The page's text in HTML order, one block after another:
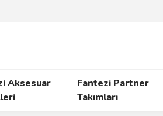
Aksesuar
Fantezi Partner
Takımları